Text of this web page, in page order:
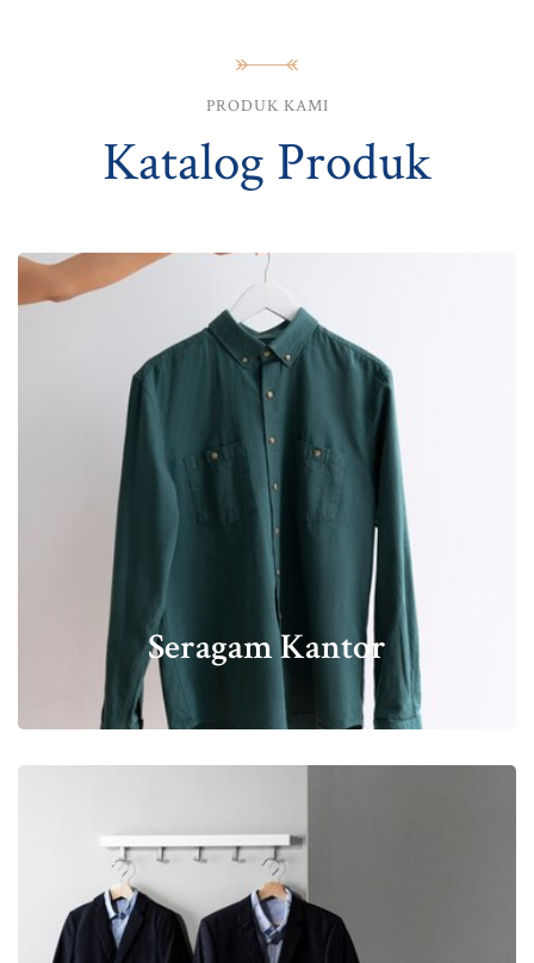
PRODUK KAMI
Katalog Produk
Seragam Kantor